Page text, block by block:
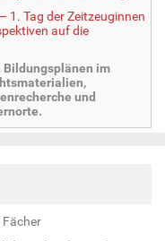
1. Tag der Zeitzeuginnen
auf die
Bildungsplänen im
und